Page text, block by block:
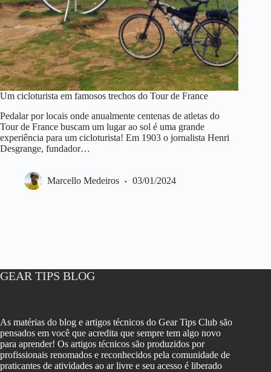
Um cicloturista em famosos trechos do Tour de France
Pedalar por locais onde anualmente centenas de atletas do
Tour de France buscam um lugar ao sol é uma grande
experiência para um cicloturista! Em 1903 o jornalista Henri
Desgrange, fundador…
Marcello Medeiros 03/01/2024
GEAR TIPS BLOG
As matérias do blog e artigos técnicos do Gear Tips Club são
pensados em você que acredita que sempre tem algo novo
para aprender! Os artigos técnicos são produzidos por
profissionais renomados e reconhecidos pela comunidade de
praticantes de atividades ao ar livre e seu acesso é liberado